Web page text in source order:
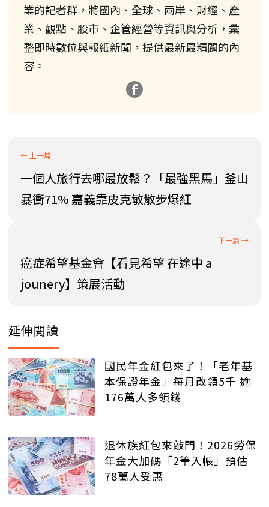
業的記者群，將國內、全球、兩岸、財經、產
業、觀點、股市、企管經營等資訊與分析，彙
整即時數位與報紙新聞，提供最新最精闢的內
容。
一個人旅行去哪最放鬆？「最強黑馬」釜山
暴衝71% 嘉義靠皮克敏散步爆紅
癌症希望基金會【看見希望 在途中 a
jounery】策展活動
延伸閱讀
國民年金紅包來了！「老年基
本保證年金」每月改領5千 逾
176萬人多領錢
退休族紅包來敲門！2026勞保
年金大加碼「2筆入帳」預估
78萬人受惠